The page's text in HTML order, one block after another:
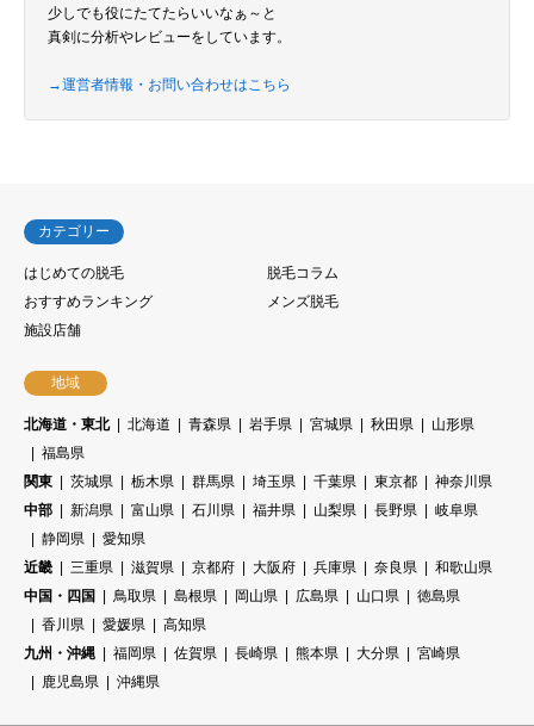
少しでも役にたてたらいいなぁ～と
真剣に分析やレビューをしています。
→運営者情報・お問い合わせはこちら
カテゴリー
はじめての脱毛
脱毛コラム
おすすめランキング
メンズ脱毛
施設店舗
地域
北海道・東北 北海道 青森県 岩手県 宮城県 秋田県
山形県
福島県
関東
茨城県 栃木県 群馬県 埼玉県 千葉県 東京都
神奈川県
中部
新潟県 富山県 石川県 福井県 山梨県 長野県
岐阜県
静岡県
愛知県
近畿
三重県 滋賀県 京都府 大阪府 兵庫県 奈良県
和歌山県
中国・四国
鳥取県 島根県 岡山県 広島県 山口県
徳島県
香川県
愛媛県
高知県
九州・沖縄
福岡県 佐賀県 長崎県 熊本県 大分県
宮崎県
鹿児島県
沖縄県